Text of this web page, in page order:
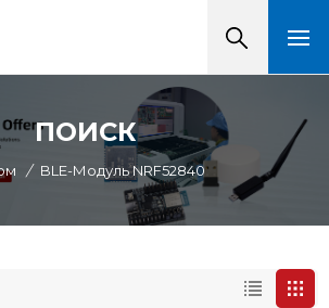
ПОИСК
/ BLE-Модуль NRF52840